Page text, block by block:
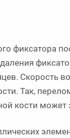
фиксатора
Скорость
Так,
кости может